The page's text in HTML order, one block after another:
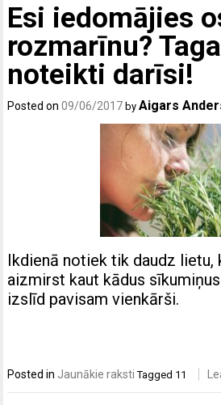
Esi iedomājies
rozmarīnu?
noteikti darīsi!
Posted on09/06/2017 byAigars
Ikdienā notiek tik daudz lietu,
aizmirst kaut kādus
izslīd pavisam vienkārši.
Posted in Jaunākie raksti Tagged 11